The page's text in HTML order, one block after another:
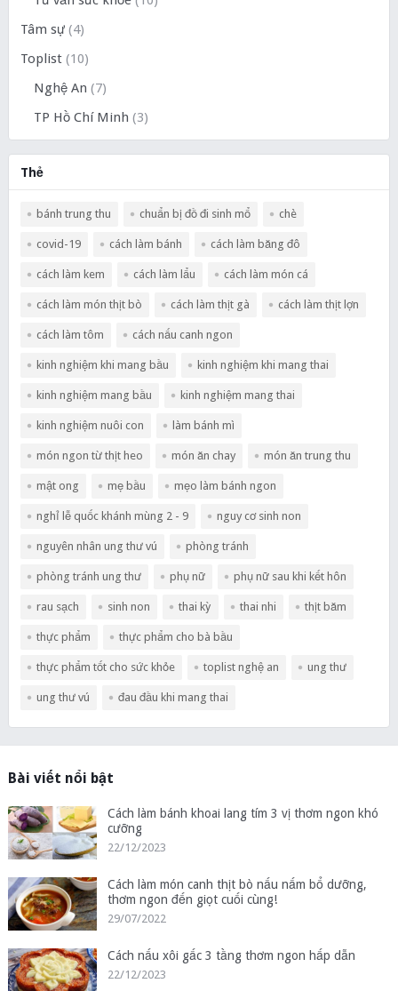
Tâm sự(4)
Toplist(10)
Nghệ An (7)
TP Hồ Chí Minh (3)
Thẻ
bánh trung thu chuẩn bị đồ đi sinh mổ chè
covid-19 cách làm bánh cách làm băng đô
cách làm kem cách làm lẩu cách làm món cá
cách làm món thịt bò cách làm thịt gà cách làm thịt lợn
cách làm tôm cách nấu canh ngon
kinh nghiệm khi mang bầu kinh nghiệm khi mang thai
kinh nghiệm mang bầu kinh nghiệm mang thai
kinh nghiệm nuôi con làm bánh mì
món ngon từ thịt heo món ăn chay món ăn trung thu
mật ong mẹ bầu mẹo làm bánh ngon
nghỉ lễ quốc khánh mùng 2 - 9 nguy cơ sinh non
nguyên nhân ung thư vú phòng tránh
phòng tránh ung thư phụ nữ phụ nữ sau khi kết hôn
rau sạch sinh non thai kỳ thai nhi thịt băm
thực phẩm thực phẩm cho bà bầu
thực phẩm tốt cho sức khỏe toplist nghệ an ung thư
ung thư vú đau đầu khi mang thai
Bài viết nổi bật
Cách làm bánh khoai lang tím 3 vị thơm ngon khó
cưỡng
22/12/2023
Cách làm món canh thịt bò nấu nấm bổ dưỡng,
thơm ngon đến giọt cuối cùng!
29/07/2022
Cách nấu xôi gấc 3 tầng thơm ngon hấp dẫn
22/12/2023